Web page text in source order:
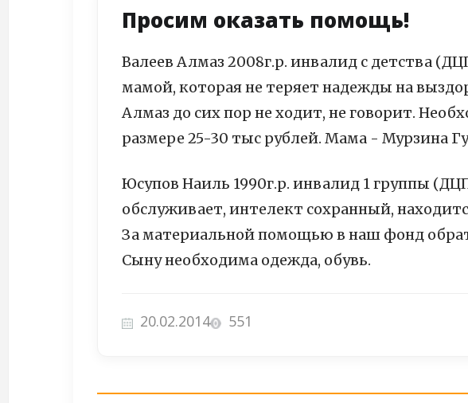
Просим оказать помощь!
Валеев Алмаз 2008г.р. инвалид с детства
мамой, которая не теряет надежды на
Алмаз до сих пор не ходит, не говорит.
размере 25-30 тыс рублей. Мама - Мурзина
Юсупов Наиль 1990г.р. инвалид 1 группы
обслуживает, интелект сохранный,
За материальной помощью в наш фонд
Сыну необходима одежда, обувь.
20.02.2014 551